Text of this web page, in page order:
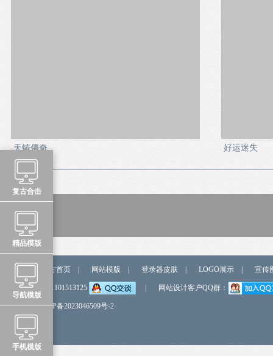
天铸傳奇 好运迷失
官方首页 网站模版 登录器皮肤 LOGO展示 宣传
弹我QQ QQ:1101513125 网站设计客户QQ群：
备 案 号 鲁ICP备2023046509号-2
复古合击
精品模版
导航模版
手机模版